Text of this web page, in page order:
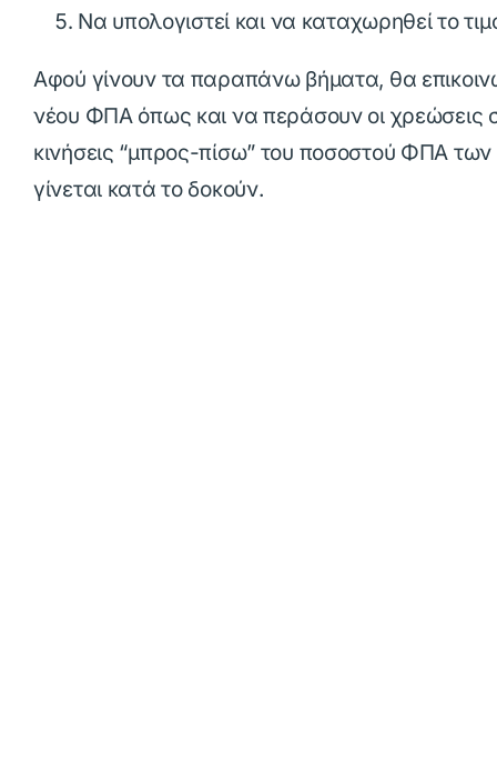
Να υπολογιστεί και να καταχωρηθεί το
Αφού γίνουν τα παραπάνω βήματα, θα
νέου ΦΠΑ όπως και να περάσουν οι χρεώσεις
κινήσεις “μπρος-πίσω” του ποσοστού ΦΠΑ
γίνεται κατά το δοκούν.